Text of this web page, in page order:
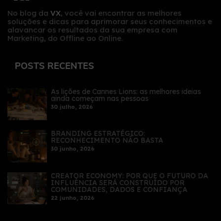
No blog da VX, você vai encontrar as melhores
soluções e dicas para aprimorar seus conhecimentos e
alavancar os resultados da sua empresa com
Marketing, do Offline ao Online.
POSTS RECENTES
As lições de Cannes Lions: as melhores ideias
ainda começam nas pessoas
30 julho, 2026
BRANDING ESTRATÉGICO:
RECONHECIMENTO NÃO BASTA
30 junho, 2026
CREATOR ECONOMY: POR QUE O FUTURO DA
INFLUÊNCIA SERÁ CONSTRUÍDO POR
COMUNIDADES, DADOS E CONFIANÇA
22 junho, 2026